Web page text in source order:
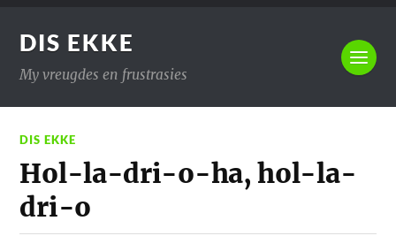
DIS EKKE
My vreugdes en frustrasies
DIS EKKE
Hol-la-dri-o-ha, hol-la-
dri-o